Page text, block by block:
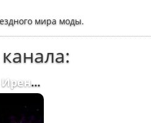
мира моды.
:
Хитрые часы Ирены Понар...